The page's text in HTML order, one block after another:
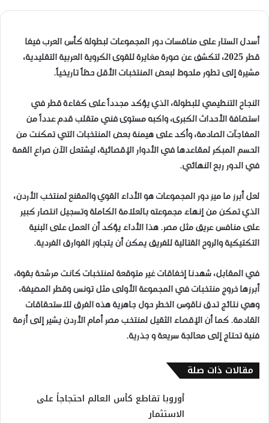
أسدل الستار على منافسات دور المجموعات لبطولة كأس العرب فيفا
قطر 2025، لتكشف عن صورة مغايرة للقوى الكروية العربية التقليدية،
مشيرة إلى تطور ملحوظ لبعض المنتخبات الأقل حظاً تاريخياً.
النجاح التنظيمي للبطولة، الذي يؤكد مجدداً على كفاءة قطر في
استضافة الأحداث الكبرى، واكبه مستوى فني متقلب قدم عدداً من
المفاجآت الصادمة، وأكد على هيمنة بعض المنتخبات التي تمكنت من
الحسم المبكر لمقاعدها في الأدوار الإقصائية، ليشتعل الآن صراع القمة
في الدور ربع النهائي.
​لعل أبرز ما ميز دور المجموعات هو الأداء القوي والمقنع لمنتخب الأردن،
الذي تمكن من إنهاء مجموعته بالعلامة الكاملة وتسجيل انتصار كبير
على منافس عريق مثل مصر. هذا الأداء يؤكد أن العمل على البنية
التكتيكية والروح القتالية للفريق يمكن أن يتجاوز الفوارق الفردية.
في المقابل، شهدنا إخفاقات غير متوقعة لمنتخبات كانت مرشحة بقوة،
أبرزها خروج منتخبات في المجموعة الأولى مثل تونس وقطر المضيفة،
وهي نتائج تدق ناقوس الخطر حول جاهزية هذه الفرق للاستحقاقات
القادمة. كما أن الإقصاء الثقيل لمنتخب مصر أمام الأردن يشير إلى أزمة
فنية تحتاج إلى معالجة سريعة و جذرية.
مقالات ذات صلة
أوروبا تقاطع كأس العالم احتجاجاً على
الاستثمار